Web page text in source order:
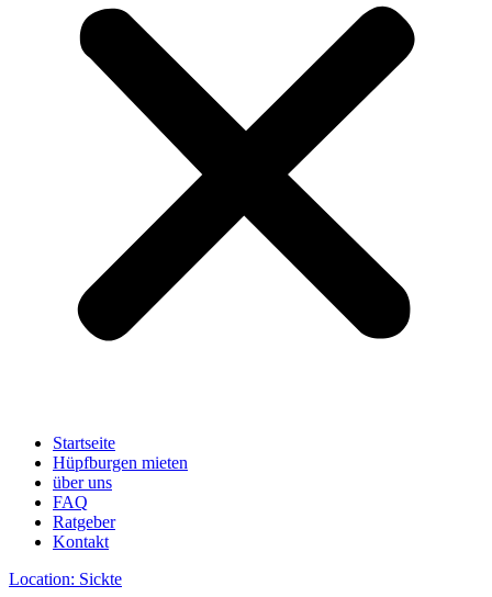
Startseite
Hüpfburgen mieten
über uns
FAQ
Ratgeber
Kontakt
Location: Sickte